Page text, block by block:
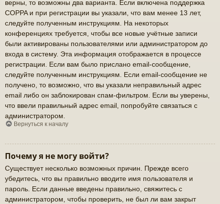
верны, то возможны два варианта. Если включена поддержка
COPPA и при регистрации вы указали, что вам менее 13 лет,
следуйте полученным инструкциям. На некоторых
конференциях требуется, чтобы все новые учётные записи
были активированы пользователями или администратором до
входа в систему. Эта информация отображается в процессе
регистрации. Если вам было прислано email-сообщение,
следуйте полученным инструкциям. Если email-сообщение не
получено, то возможно, что вы указали неправильный адрес
email либо он заблокирован спам-фильтром. Если вы уверены,
что ввели правильный адрес email, попробуйте связаться с
администратором.
Вернуться к началу
Почему я не могу войти?
Существует несколько возможных причин. Прежде всего
убедитесь, что вы правильно вводите имя пользователя и
пароль. Если данные введены правильно, свяжитесь с
администратором, чтобы проверить, не был ли вам закрыт